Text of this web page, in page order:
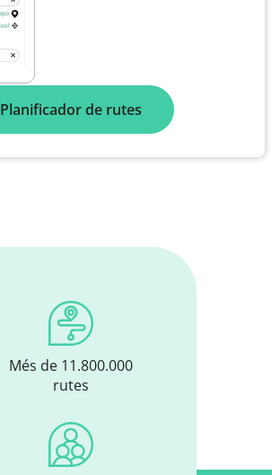
Planificador de rutes
Més de 11.800.000
rutes